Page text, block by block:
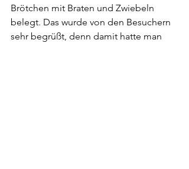
Brötchen mit Braten und Zwiebeln
belegt. Das wurde von den Besuchern
sehr begrüßt, denn damit hatte man